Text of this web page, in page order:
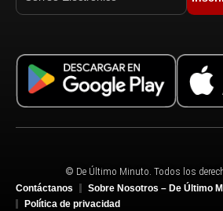
© De Último Minuto. Todos los
Contáctanos
Sobre Nosotros – De Último
Política de privacidad